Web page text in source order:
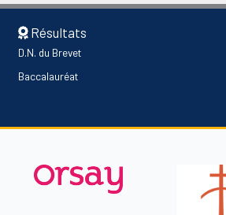
Résultats
D.N. du Brevet
Baccalauréat